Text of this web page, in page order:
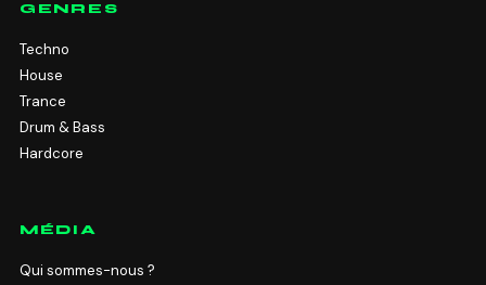
GENRES
Techno
House
Trance
Drum & Bass
Hardcore
MÉDIA
Qui sommes-nous ?